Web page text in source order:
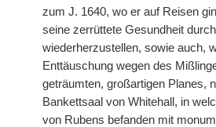
zum J. 1640, wo er auf Reisen
seine zerrüttete Gesundheit
wiederherzustellen, sowie auch,
Enttäuschung wegen des
geträumten, großartigen Planes,
Bankettsaal von Whitehall, in
von Rubens befanden mit